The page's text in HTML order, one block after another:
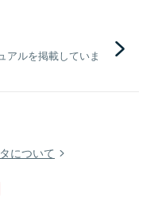
アルを掲載していま
について